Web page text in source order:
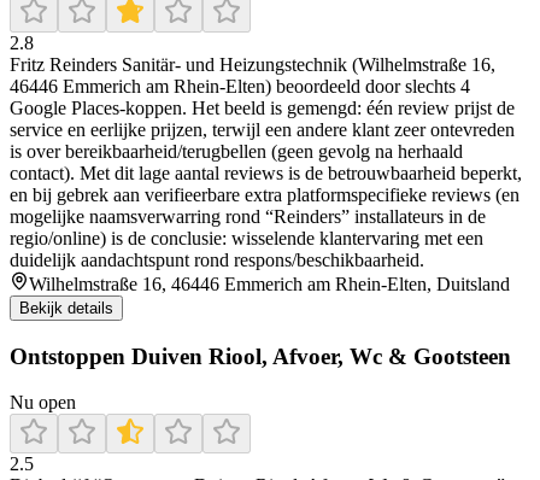
2.8
Fritz Reinders Sanitär- und Heizungstechnik (Wilhelmstraße 16,
46446 Emmerich am Rhein-Elten) beoordeeld door slechts 4
Google Places-koppen. Het beeld is gemengd: één review prijst de
service en eerlijke prijzen, terwijl een andere klant zeer ontevreden
is over bereikbaarheid/terugbellen (geen gevolg na herhaald
contact). Met dit lage aantal reviews is de betrouwbaarheid beperkt,
en bij gebrek aan verifieerbare extra platformspecifieke reviews (en
mogelijke naamsverwarring rond “Reinders” installateurs in de
regio/online) is de conclusie: wisselende klantervaring met een
duidelijk aandachtspunt rond respons/beschikbaarheid.
Wilhelmstraße 16, 46446 Emmerich am Rhein-Elten, Duitsland
Bekijk details
Ontstoppen Duiven Riool, Afvoer, Wc & Gootsteen
Nu open
2.5